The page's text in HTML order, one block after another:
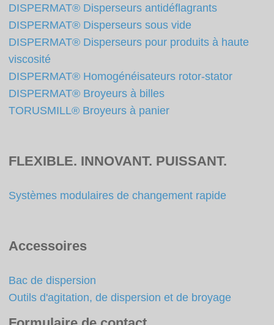
DISPERMAT® Disperseurs antidéflagrants
DISPERMAT® Disperseurs sous vide
DISPERMAT® Disperseurs pour produits à haute
viscosité
DISPERMAT® Homogénéisateurs rotor-stator
DISPERMAT® Broyeurs à billes
TORUSMILL® Broyeurs à panier
FLEXIBLE. INNOVANT. PUISSANT.
Systèmes modulaires de changement rapide
Accessoires
Bac de dispersion
Outils d'agitation, de dispersion et de broyage